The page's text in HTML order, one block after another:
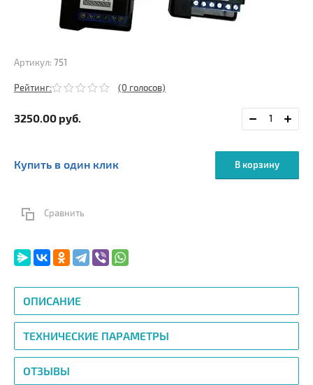
Артикул: 751
Рейтинг: (0 голосов)
3250.00 руб.
Купить в один клик В корзину
Сравнить
ОПИСАНИЕ
ТЕХНИЧЕСКИЕ ПАРАМЕТРЫ
ОТЗЫВЫ